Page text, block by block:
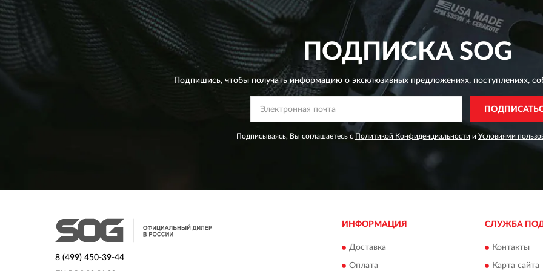
ПОДПИСКАSOG
Подпишись, чтобы получать информацию о эксклюзивных предложениях,поступлениях,
Подписываясь, Вы соглашаетесь с Политикой Конфиденциальности и Условиями
8 (499) 450-39-44
ИНФОРМАЦИЯ
Доставка
Оплата
СЛУЖБА
Контакты
Карта сайта